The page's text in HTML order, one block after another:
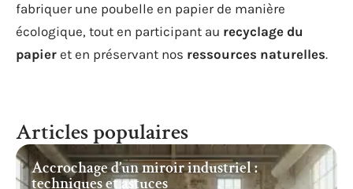
fabriquer une poubelle en papier de manière
écologique, tout en participant au recyclage du
papier et en préservant nos ressources naturelles.
Articles populaires
Accrochage d’un miroir industriel :
techniques et astuces